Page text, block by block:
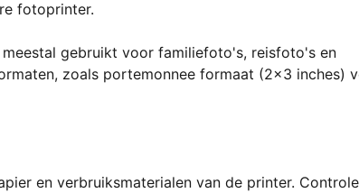
fotoprinter.
gebruikt voor familiefoto's, reisfoto's en
zoals portemonnee formaat (2x3 inches)
en verbruiksmaterialen van de printer.